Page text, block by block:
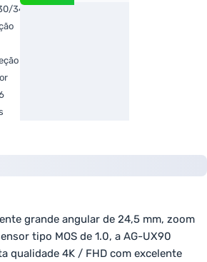
34p
grande angular de 24,5 mm, zoom
tipo MOS de 1.0, a AG-UX90
qualidade 4K / FHD com excelente